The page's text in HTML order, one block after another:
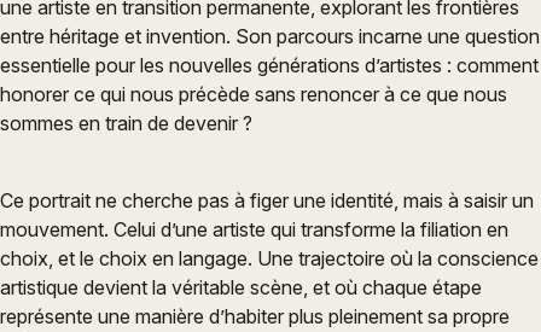
une artiste en transition permanente, explorant les frontières
entre héritage et invention. Son parcours incarne une question
essentielle pour les nouvelles générations d’artistes : comment
honorer ce qui nous précède sans renoncer à ce que nous
sommes en train de devenir ?
Ce portrait ne cherche pas à figer une identité, mais à saisir un
mouvement. Celui d’une artiste qui transforme la filiation en
choix, et le choix en langage. Une trajectoire où la conscience
artistique devient la véritable scène, et où chaque étape
représente une manière d’habiter plus pleinement sa propre